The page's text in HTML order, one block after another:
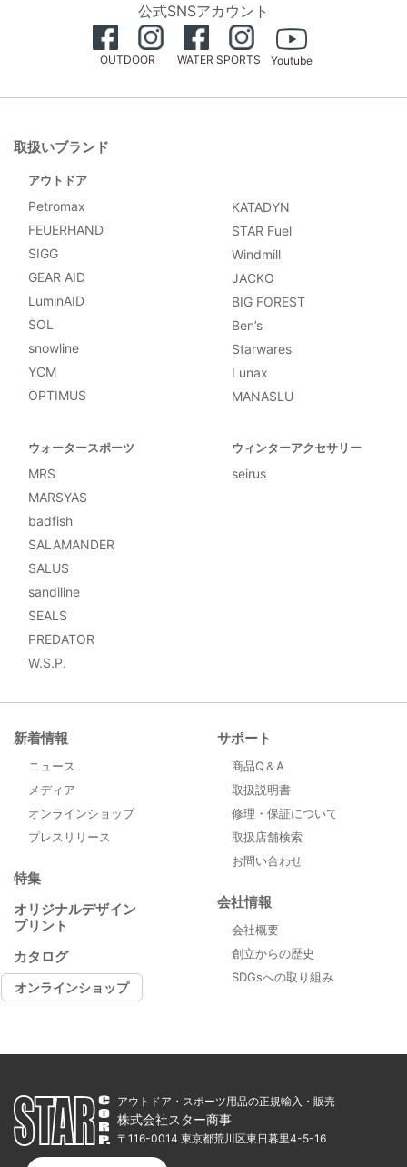
公式SNSアカウント
OUTDOOR WATER SPORTS Youtube
新着情報
ニュース
メディア
オンラインショップ
プレスリリース
特集
オリジナルデザイン
プリント
カタログ
オンラインショップ
サポート
商品Q＆A
取扱説明書
修理・保証について
取扱店舗検索
お問い合わせ
会社情報
会社概要
創立からの歴史
SDGsへの取り組み
取扱いブランド
アウトドア
Petromax
FEUERHAND
SIGG
GEAR AID
LuminAID
SOL
snowline
YCM
OPTIMUS
KATADYN
STAR Fuel
Windmill
JACKO
BIG FOREST
Ben’s
Starwares
Lunax
MANASLU
ウォータースポーツ
MRS
MARSYAS
badfish
SALAMANDER
SALUS
sandiline
SEALS
PREDATOR
W.S.P.
ウィンターアクセサリー
seirus
アウトドア・スポーツ用品の正規輸入・販売
株式会社スター商事
〒116-0014 東京都荒川区東日暮里4-5-16